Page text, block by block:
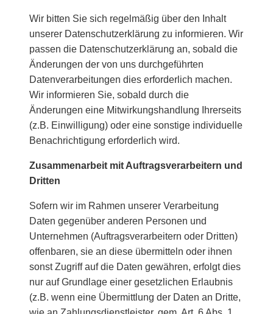
Wir bitten Sie sich regelmäßig über den Inhalt
unserer Datenschutzerklärung zu informieren. Wir
passen die Datenschutzerklärung an, sobald die
Änderungen der von uns durchgeführten
Datenverarbeitungen dies erforderlich machen.
Wir informieren Sie, sobald durch die
Änderungen eine Mitwirkungshandlung Ihrerseits
(z.B. Einwilligung) oder eine sonstige individuelle
Benachrichtigung erforderlich wird.
Zusammenarbeit mit Auftragsverarbeitern und
Dritten
Sofern wir im Rahmen unserer Verarbeitung
Daten gegenüber anderen Personen und
Unternehmen (Auftragsverarbeitern oder Dritten)
offenbaren, sie an diese übermitteln oder ihnen
sonst Zugriff auf die Daten gewähren, erfolgt dies
nur auf Grundlage einer gesetzlichen Erlaubnis
(z.B. wenn eine Übermittlung der Daten an Dritte,